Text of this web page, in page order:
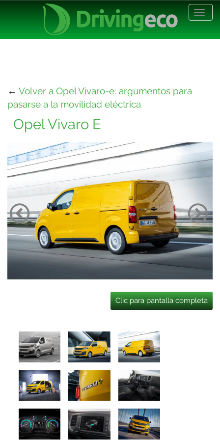
← Volver a Opel Vivaro-e: argumentos para
pasarse a la movilidad eléctrica
Opel Vivaro E
Clic para pantalla completa